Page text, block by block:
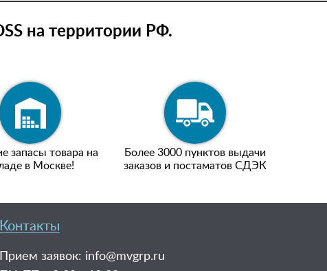
на территории РФ.
запасы товара на
в Москве!
Более 3000 пунктов выдачи
заказов и постаматов СДЭК
Контакты
Прием заявок: info@mvgrp.ru